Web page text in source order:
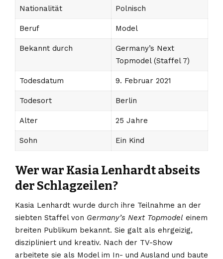
Nationalität Polnisch
Beruf Model
Bekannt durch
Germany’s Next
Topmodel (Staffel 7)
Todesdatum 9. Februar 2021
Todesort Berlin
Alter 25 Jahre
Sohn Ein Kind
Wer war Kasia Lenhardt abseits
der Schlagzeilen?
Kasia Lenhardt wurde durch ihre Teilnahme an der
siebten Staffel von Germany’s Next Topmodel einem
breiten Publikum bekannt. Sie galt als ehrgeizig,
diszipliniert und kreativ. Nach der TV-Show
arbeitete sie als Model im In- und Ausland und baute